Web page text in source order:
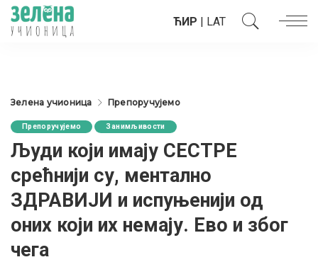
ЋИР | LAT
Зелена учионица Препоручујемо
Препоручујемо Занимљивости
Људи који имају СЕСТРЕ
срећнији су, ментално
ЗДРАВИЈИ и испуњенији од
оних који их немају. Ево и због
чега